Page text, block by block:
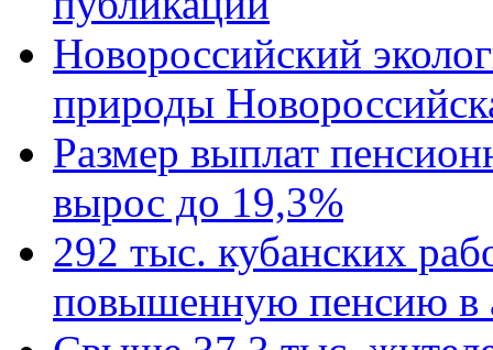
Новороссийский
природы
Размер выплат
вырос до 19,3%
292 тыс. кубанских
повышенную пенсию в